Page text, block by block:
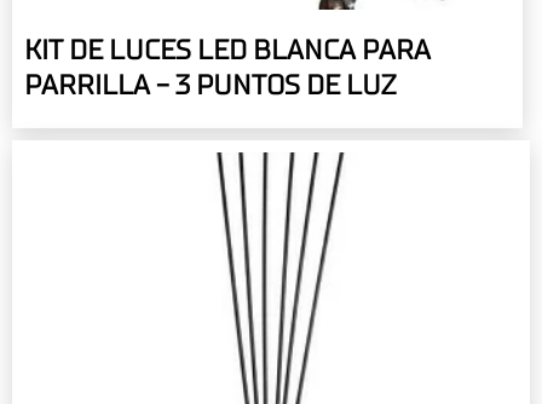
KIT DE LUCES LED BLANCA PARA
PARRILLA - 3 PUNTOS DE LUZ